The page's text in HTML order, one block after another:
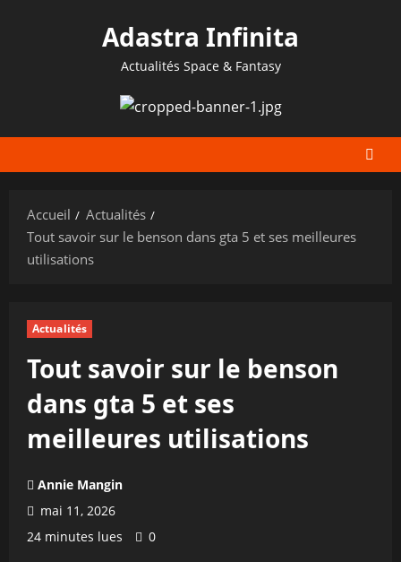
Adastra Infinita
Actualités Space & Fantasy
Accueil
Actualités
Tout savoir sur le benson dans gta 5 et ses meilleures
utilisations
Actualités
Tout savoir sur le benson
dans gta 5 et ses
meilleures utilisations
Annie Mangin
mai 11, 2026
24 minutes lues
0